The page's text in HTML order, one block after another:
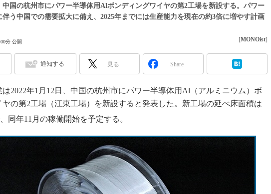
TECHNO-FRONTIER
EdgeTech+
日本ものづくりワールド
AUTOMOTIVE WORLD
産業オープンネット展
組み込み画像技術
組み込みモデリング
ISO26262
3Dプリンタ
製造業ビッグデータ
メイドインジャパン
中国の杭州市にパワー半導体用Alボンディングワイヤの第2工場を新設する。パワー
う中国での需要拡大に備え、2025年までには生産能力を現在の約3倍に増やす計画
分 公開 [MONOist]
通知する 見る Share
2022年1月12日、中国の杭州市にパワー半導体用Al（アルミニウム）ボ
ヤの第2工場（江東工場）を新設すると発表した。新工場の延べ床面積は
同年11月の稼働開始を予定する。